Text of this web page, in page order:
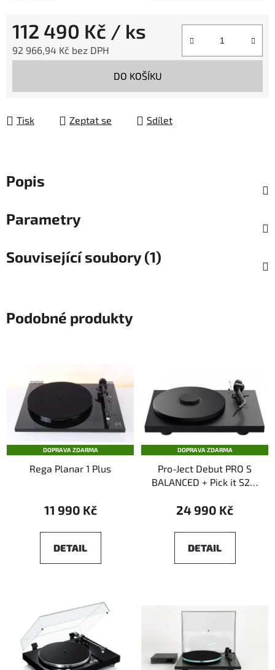
112 490 Kč / ks
92 966,94 Kč bez DPH
DO KOŠÍKU
Tisk Zeptat se Sdílet
Popis
Parametry
Související soubory (1)
Podobné produkty
DOPRAVA ZDARMA
Rega Planar 1 Plus
11 990 Kč
DETAIL
DOPRAVA ZDARMA
Pro-Ject Debut PRO S
BALANCED + Pick it S2 C
24 990 Kč
DETAIL